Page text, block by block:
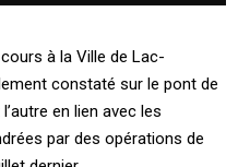
à la Ville de Lac-
constaté sur le pont de
en lien avec les
par des opérations de